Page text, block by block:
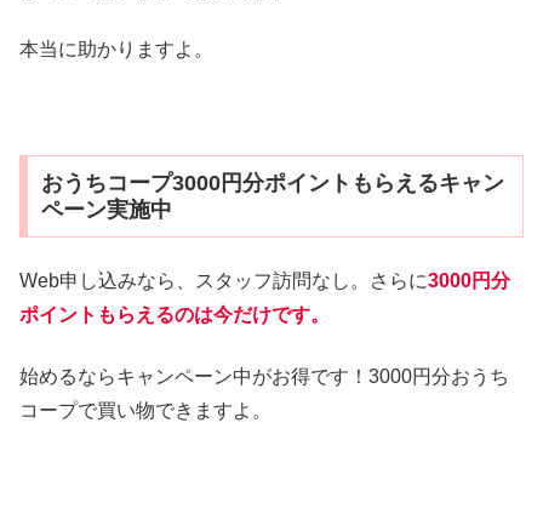
本当に助かりますよ。
おうちコープ3000円分ポイントもらえるキャン
ペーン実施中
Web申し込みなら、スタッフ訪問なし。さらに3000円分
ポイントもらえるのは今だけです。
始めるならキャンペーン中がお得です！3000円分おうち
コープで買い物できますよ。